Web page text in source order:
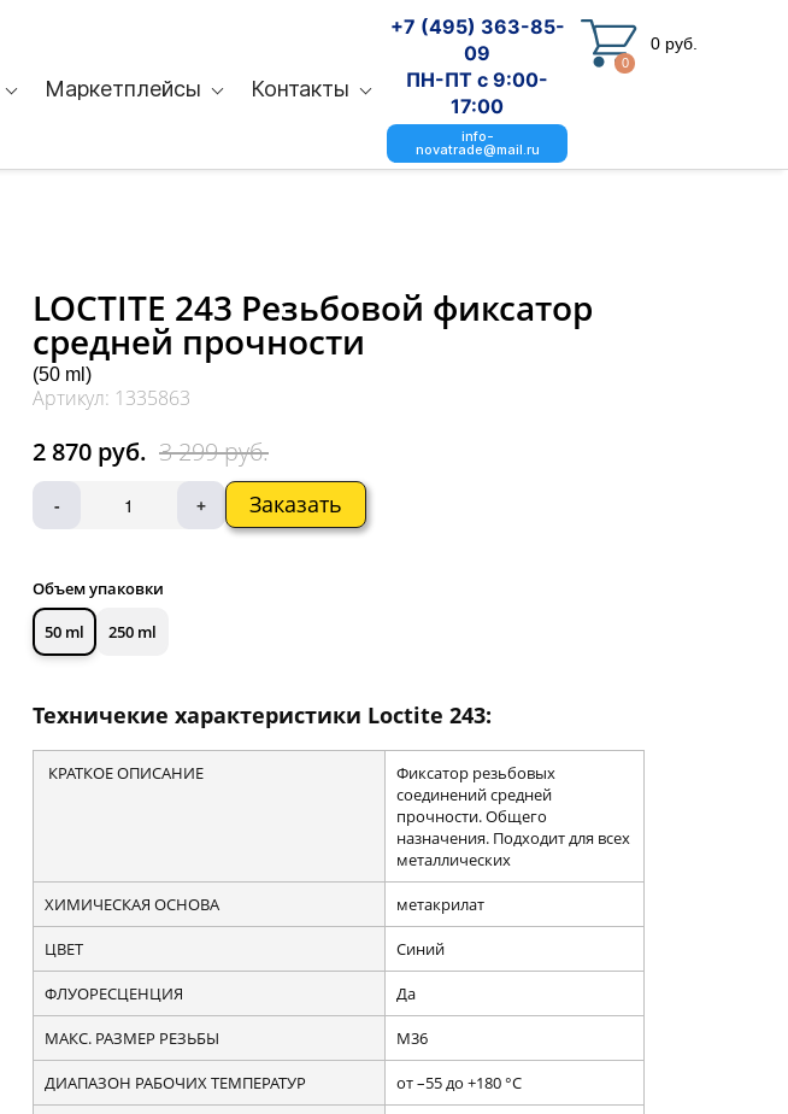
Маркетплейсы Контакты
+7 (495) 363-85-
09
ПН-ПТ с 9:00-
17:00
info-
novatrade@mail.ru
0
0 руб.
LOCTITE 243 Резьбовой фиксатор
средней прочности
(50 ml)
Артикул: 1335863
2 870 руб. 3 299 руб.
Заказать
- +
Объем упаковки
50 ml
250 ml
Техничекие характеристики Loctite 243:
КРАТКОЕ ОПИСАНИЕ
Фиксатор резьбовых
соединений средней
прочности. Общего
назначения. Подходит для всех
металлических
ХИМИЧЕСКАЯ ОСНОВА метакрилат
ЦВЕТ Синий
ФЛУОРЕСЦЕНЦИЯ Да
МАКС. РАЗМЕР РЕЗЬБЫ М36
ДИАПАЗОН РАБОЧИХ ТЕМПЕРАТУР от –55 до +180 °C